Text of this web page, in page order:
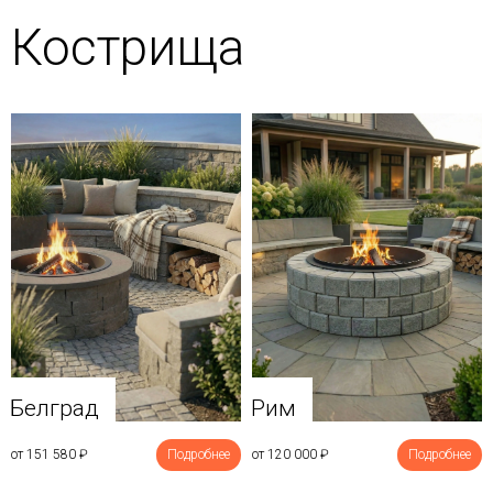
Кострища
Белград
от 151 580 ₽ Подробнее
Рим
от 120 000 ₽ Подробнее